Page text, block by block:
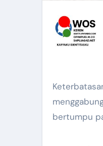
bertumpu